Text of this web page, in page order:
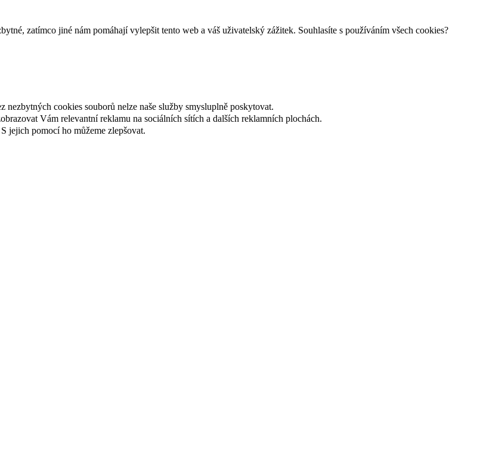
zatímco jiné nám pomáhají vylepšit tento web a váš uživatelský zážitek. Souhlasíte s používáním všech cookies?
nezbytných cookies souborů nelze naše služby smysluplně poskytovat.
Vám relevantní reklamu na sociálních sítích a dalších reklamních plochách.
jejich pomocí ho můžeme zlepšovat.